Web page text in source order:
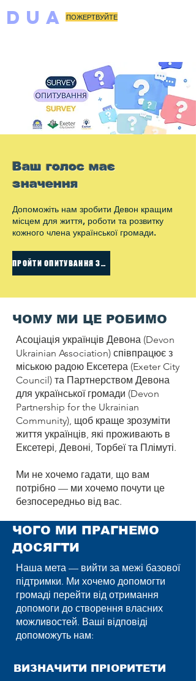
DUAПОЖЕРТВУЙТЕ
Ваш голос має
значення
Допоможіть нам зробити Девон кращим
місцем для життя, роботи та розвитку
кожного члена української громади.
ПРОЙТИ ОПИТУВАННЯ ЗАРАЗ
ЧОМУ МИ ЦЕ РОБИМО
Асоціація українців Девона (Devon
Ukrainian Association) співпрацює з
міською радою Ексетера (Exeter City
Council) та Партнерством Девона
для української громади (Devon
Partnership for the Ukrainian
Community), щоб краще зрозуміти
життя українців, які проживають в
Ексетері, Девоні, Торбеї та Плімуті.
Ми не хочемо гадати, що вам
потрібно — ми хочемо почути це
безпосередньо від вас.
ЧОГО МИ ПРАГНЕМО
ДОСЯГТИ
Наша мета — вийти за межі базової
підтримки. Ми хочемо допомогти
громаді перейти від отримання
допомоги до створення власних
можливостей. Ваші відповіді
допоможуть нам:
ВИЗНАЧИТИ ПРІОРИТЕТИ